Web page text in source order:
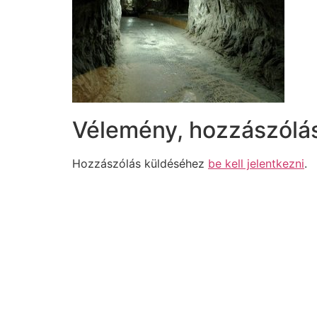
Vélemény,
Hozzászólás küldéséhez be kell jelentkezni.